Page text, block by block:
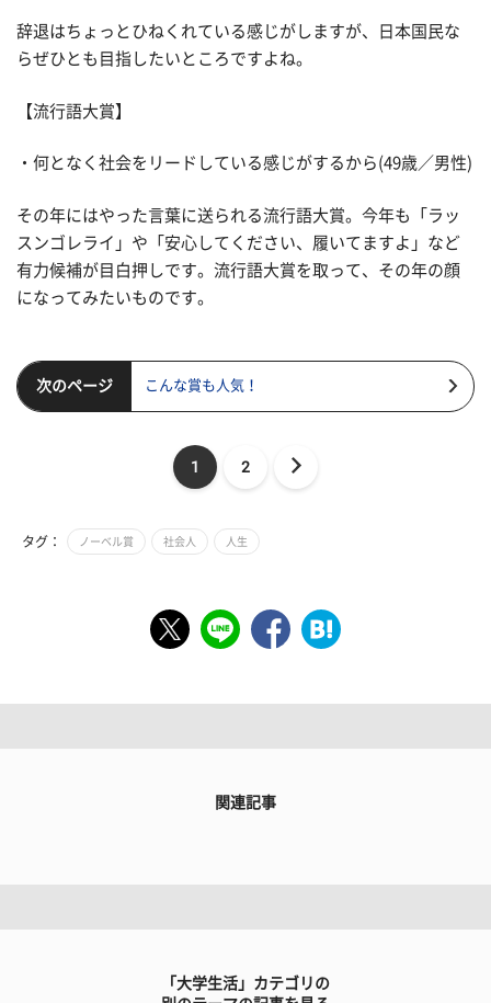
辞退はちょっとひねくれている感じがしますが、日本国民な
らぜひとも目指したいところですよね。
【流行語大賞】
・何となく社会をリードしている感じがするから(49歳／男性)
その年にはやった言葉に送られる流行語大賞。今年も「ラッ
スンゴレライ」や「安心してください、履いてますよ」など
有力候補が目白押しです。流行語大賞を取って、その年の顔
になってみたいものです。
次のページ こんな賞も人気！
1 2
タグ： ノーベル賞 社会人 人生
関連記事
「大学生活」カテゴリの